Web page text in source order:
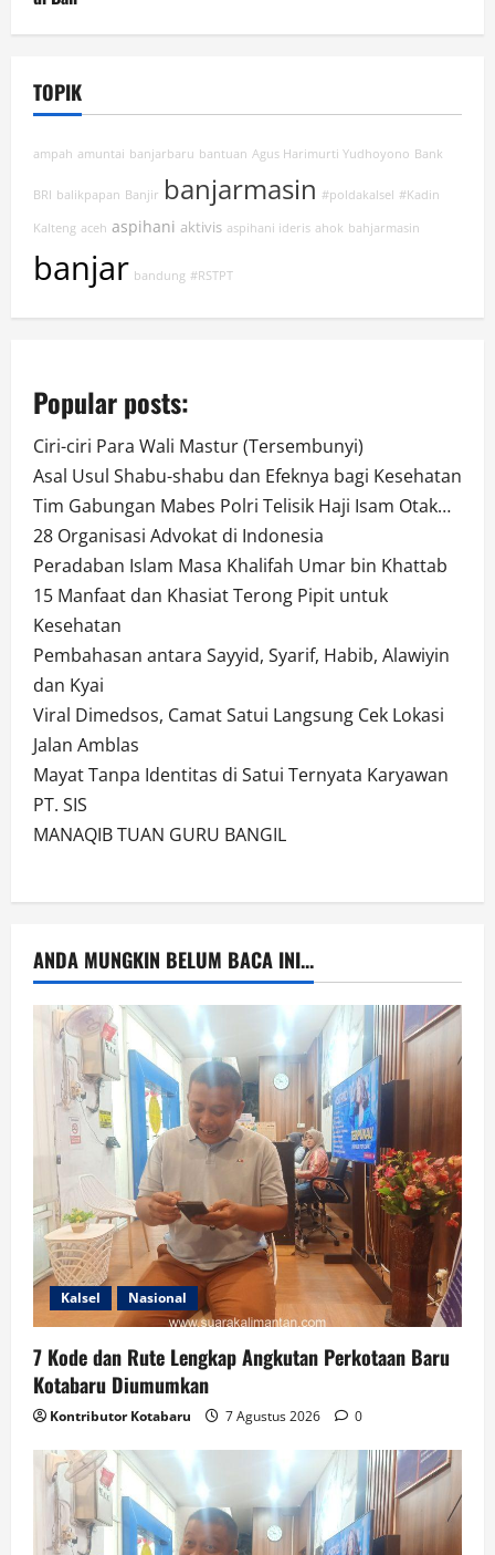
TOPIK
ampah amuntai banjarbaru bantuan Agus Harimurti Yudhoyono Bank
BRI balikpapan Banjir banjarmasin #poldakalsel #Kadin
Kalteng aceh aspihani aktivis aspihani ideris ahok bahjarmasin
banjar bandung #RSTPT
Popular posts:
Ciri-ciri Para Wali Mastur (Tersembunyi)
Asal Usul Shabu-shabu dan Efeknya bagi Kesehatan
Tim Gabungan Mabes Polri Telisik Haji Isam Otak…
28 Organisasi Advokat di Indonesia
Peradaban Islam Masa Khalifah Umar bin Khattab
15 Manfaat dan Khasiat Terong Pipit untuk
Kesehatan
Pembahasan antara Sayyid, Syarif, Habib, Alawiyin
dan Kyai
Viral Dimedsos, Camat Satui Langsung Cek Lokasi
Jalan Amblas
Mayat Tanpa Identitas di Satui Ternyata Karyawan
PT. SIS
MANAQIB TUAN GURU BANGIL
ANDA MUNGKIN BELUM BACA INI...
Kalsel Nasional
7 Kode dan Rute Lengkap Angkutan Perkotaan Baru
Kotabaru Diumumkan
Kontributor Kotabaru 7 Agustus 2026 0